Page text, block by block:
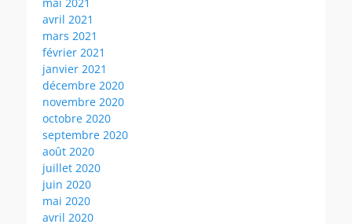
avril 2021
mars 2021
février 2021
janvier 2021
décembre 2020
novembre 2020
octobre 2020
septembre 2020
août 2020
juillet 2020
juin 2020
mai 2020
avril 2020